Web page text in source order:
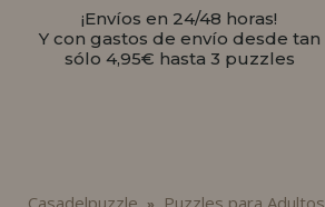
¡Envíos en 24/48 horas!
Y con gastos de envío desde tan
sólo 4,95€ hasta 3 puzzles
Casadelpuzzle Puzzles para Adultos